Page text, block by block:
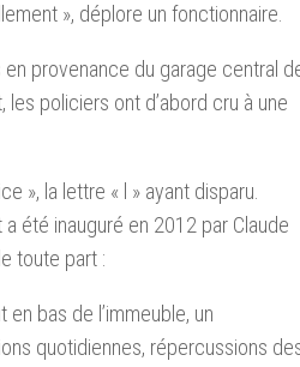
», déplore un fonctionnaire.
provenance du garage central
policiers ont d’abord cru à une
», la lettre « l » ayant disparu.
été inauguré en 2012 par Claude
toute part :
bas de l’immeuble, un
quotidiennes, répercussions